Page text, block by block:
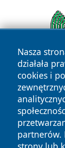
Nasza
działała
cookies i
partnerów.
Copyright ©
zastrzeżone.